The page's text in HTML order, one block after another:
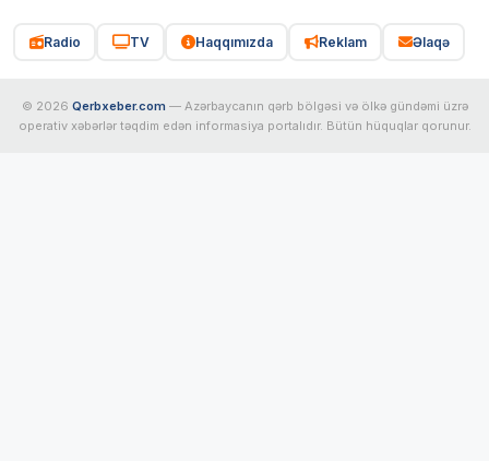
Radio TV Haqqımızda Reklam Əlaqə
© 2026 Qerbxeber.com — Azərbaycanın qərb bölgəsi və ölkə gündəmi üzrə
operativ xəbərlər təqdim edən informasiya portalıdır. Bütün hüquqlar qorunur.